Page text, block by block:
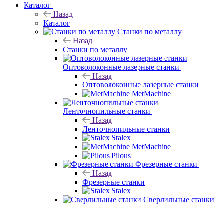
Каталог
Назад
Каталог
Станки по металлу
Назад
Станки по металлу
Оптоволоконные лазерные станки
Назад
Оптоволоконные лазерные станки
MetMachine
Ленточнопильные станки
Назад
Ленточнопильные станки
Stalex
MetMachine
Pilous
Фрезерные станки
Назад
Фрезерные станки
Stalex
Сверлильные станки